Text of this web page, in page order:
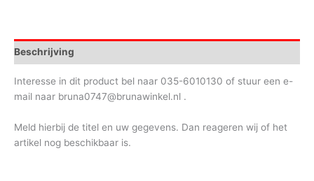
Beschrijving
Interesse in dit product bel naar 035-6010130 of stuur een e-
mail naar bruna0747@brunawinkel.nl .
Meld hierbij de titel en uw gegevens. Dan reageren wij of het
artikel nog beschikbaar is.